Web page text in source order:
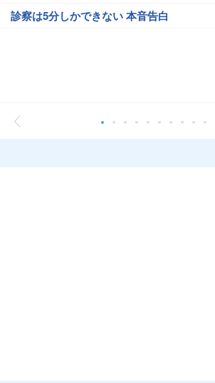
診察は5分しかできない 本音告白